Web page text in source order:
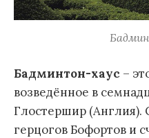
Бадминтон-хаус –
возведённое в
Глостершир (Англия).
герцогов Бофортов и